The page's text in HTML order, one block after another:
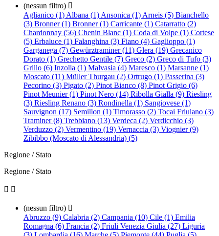
(nessun filtro) 
Aglianico (1) Albana (1) Ansonica (1) Arneis (5) Bianchello
(3) Bronner (1) Bronner (1) Carricante (1) Catarratto (2)
Chardonnay (56) Chenin Blanc (1) Coda di Volpe (1) Cortese
(5) Erbaluce (1) Falanghina (3) Fiano (4) Gaglioppo (1)
Garganega (7) Gewürztraminer (11) Glera (19) Grecanico
Dorato (1) Grechetto Gentile (7) Greco (2) Greco di Tufo (3)
Grillo (6) Inzolia (1) Malvasia (4) Maresco (1) Marsanne (1)
Moscato (11) Müller Thurgau (2) Ortrugo (1) Passerina (3)
Pecorino (3) Pigato (2) Pinot Bianco (8) Pinot Grigio (6)
Pinot Meunier (1) Pinot Nero (14) Ribolla Gialla (9) Riesling
(3) Riesling Renano (3) Rondinella (1) Sangiovese (1)
Sauvignon (17) Semillon (1) Timorasso (2) Tocai Friulano (3)
Traminer (8) Trebbiano (13) Verdeca (2) Verdicchio (3)
Verduzzo (2) Vermentino (19) Vernaccia (3) Viognier (9)
Zibibbo (Moscato di Alessandria) (5)
Regione / Stato
Regione / Stato
 
(nessun filtro) 
Abruzzo (9) Calabria (2) Campania (10) Cile (1) Emilia
Romagna (6) Francia (2) Friuli Venezia Giulia (27) Liguria